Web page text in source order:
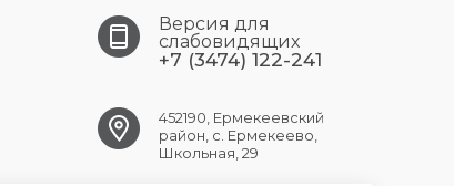
Версия для
слабовидящих
+7 (3474) 122-241
452190, Ермекеевский
район, с. Ермекеево,
Школьная, 29